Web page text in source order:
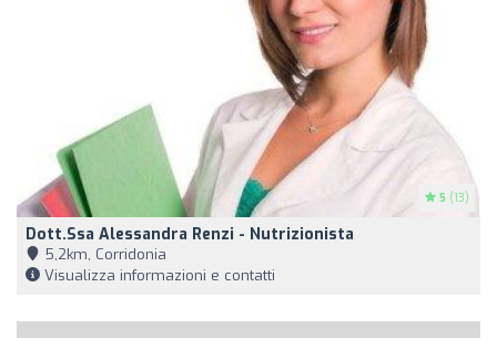
5 (13)
Dott.ssa Alessandra Renzi - Nutrizionista
5,2km, Corridonia
Visualizza informazioni e contatti